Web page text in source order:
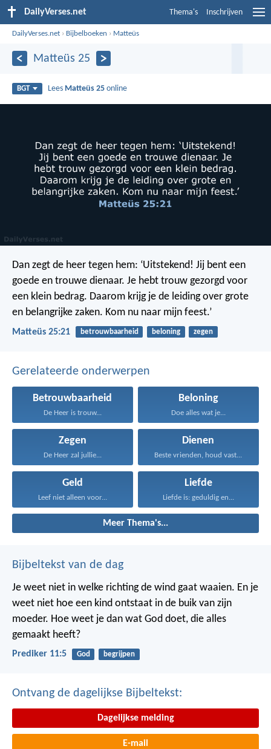
DailyVerses.net Thema's Inschrijven
DailyVerses.net › Bijbelboeken › Matteüs
Matteüs 25
BGT Lees Matteüs 25 online
Dan zegt de heer tegen hem: ‘Uitstekend! Jij bent een
goede en trouwe dienaar. Je hebt trouw gezorgd voor
een klein bedrag. Daarom krijg je de leiding over grote
en belangrijke zaken. Kom nu naar mijn feest.’
Matteüs 25:21 betrouwbaarheid beloning zegen
Gerelateerde onderwerpen
Betrouwbaarheid
De Heer is trouw...
Beloning
Doe alles wat je...
Zegen
De Heer zal jullie...
Dienen
Beste vrienden, houd vast...
Geld
Leef niet alleen voor...
Liefde
Liefde is: geduldig en...
Meer Thema's...
Bijbeltekst van de dag
Je weet niet in welke richting de wind gaat waaien. En je
weet niet hoe een kind ontstaat in de buik van zijn
moeder. Hoe weet je dan wat God doet, die alles
gemaakt heeft?
Prediker 11:5 God begrijpen
Ontvang de dagelijkse Bijbeltekst:
Dagelijkse melding
E-mail